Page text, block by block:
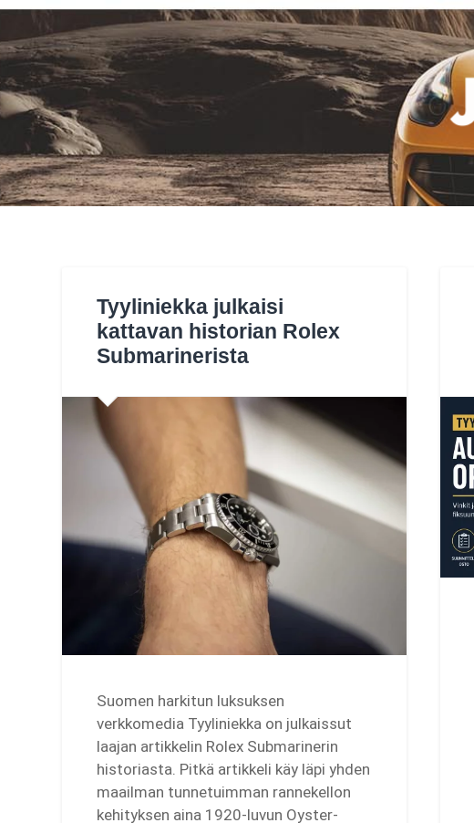
Tyyliniekka julkaisi
kattavan historian Rolex
Submarinerista
Suomen harkitun luksuksen
verkkomedia Tyyliniekka on julkaissut
laajan artikkelin Rolex Submarinerin
historiasta. Pitkä artikkeli käy läpi yhden
maailman tunnetuimman rannekellon
kehityksen aina 1920-luvun Oyster-